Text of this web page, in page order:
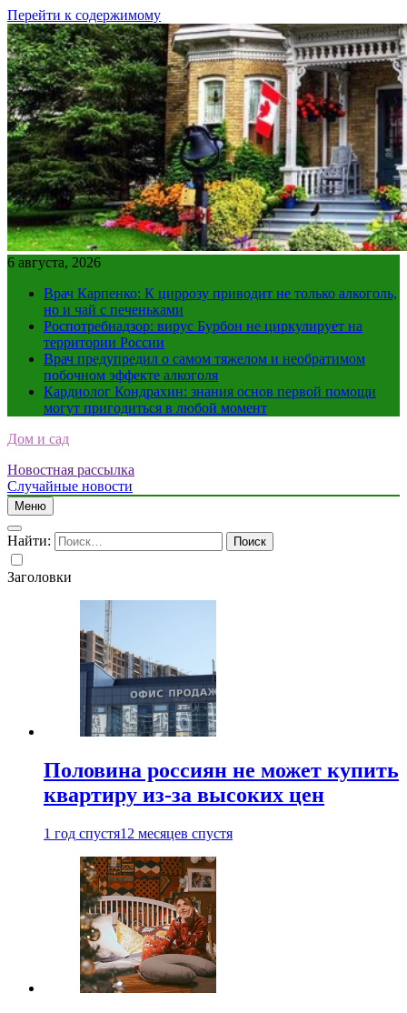
Перейти к содержимому
6 августа, 2026
Врач Карпенко: К циррозу приводит не только алкоголь,
но и чай с печеньками
Роспотребнадзор: вирус Бурбон не циркулирует на
территории России
Врач предупредил о самом тяжелом и необратимом
побочном эффекте алкоголя
Кардиолог Кондрахин: знания основ первой помощи
могут пригодиться в любой момент
Дом и сад
Новостная рассылка
Случайные новости
Меню
Найти:
Заголовки
Половина россиян не может купить
квартиру из-за высоких цен
1 год спустя12 месяцев спустя